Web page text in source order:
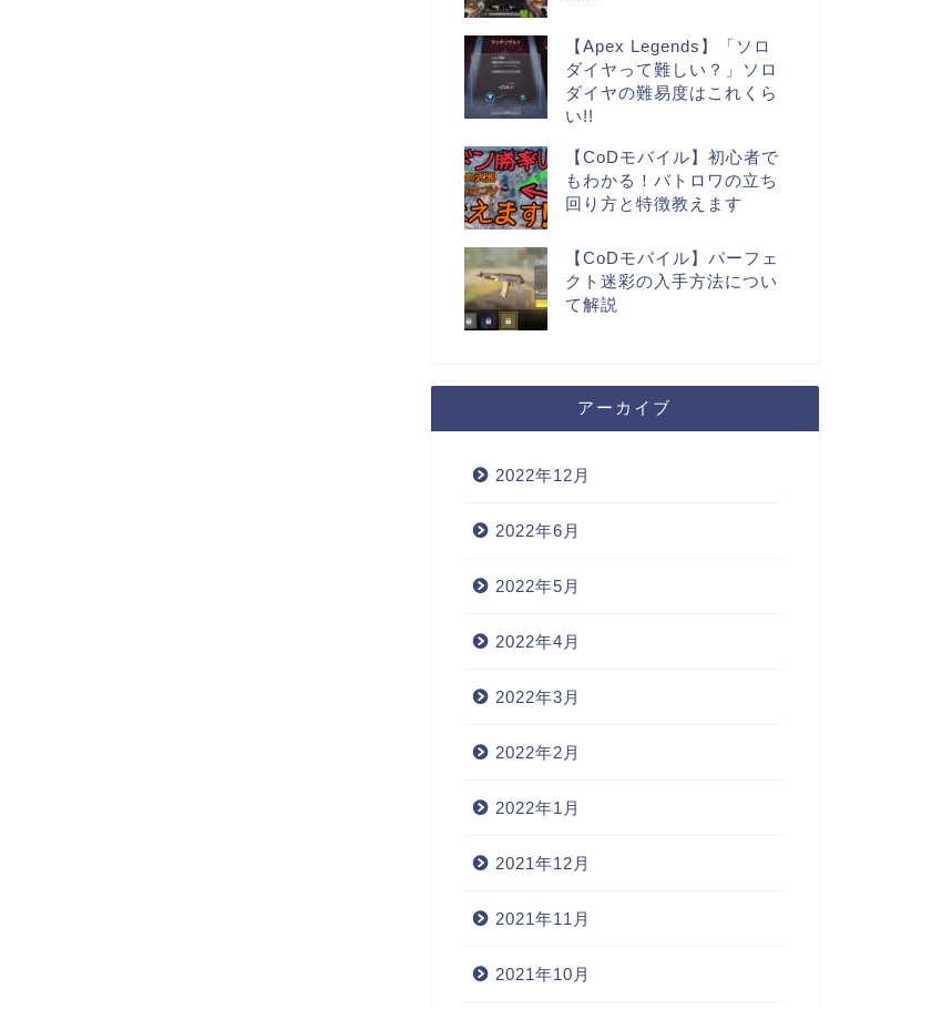
【Apex Legends】「ソロ
ダイヤって難しい？」ソロ
ダイヤの難易度はこれくら
い!!
【CoDモバイル】初心者で
もわかる！バトロワの立ち
回り方と特徴教えます
【CoDモバイル】パーフェ
クト迷彩の入手方法につい
て解説
アーカイブ
2022年12月
2022年6月
2022年5月
2022年4月
2022年3月
2022年2月
2022年1月
2021年12月
2021年11月
2021年10月